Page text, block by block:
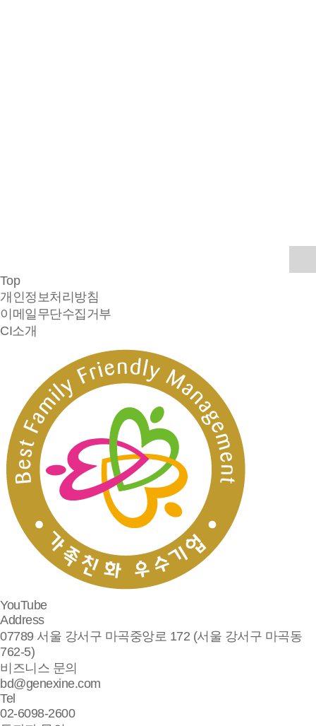
Top
개인정보처리방침
이메일무단수집거부
CI소개
YouTube
Address
07789 서울 강서구 마곡중앙로 172 (서울 강서구 마곡동
762-5)
비즈니스 문의
bd@genexine.com
Tel
02-6098-2600